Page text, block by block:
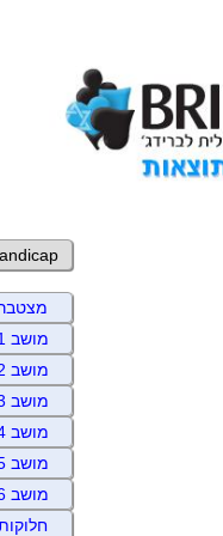
מושב 1
מושב 2
מושב 3
מושב 4
מושב 5
מושב 6